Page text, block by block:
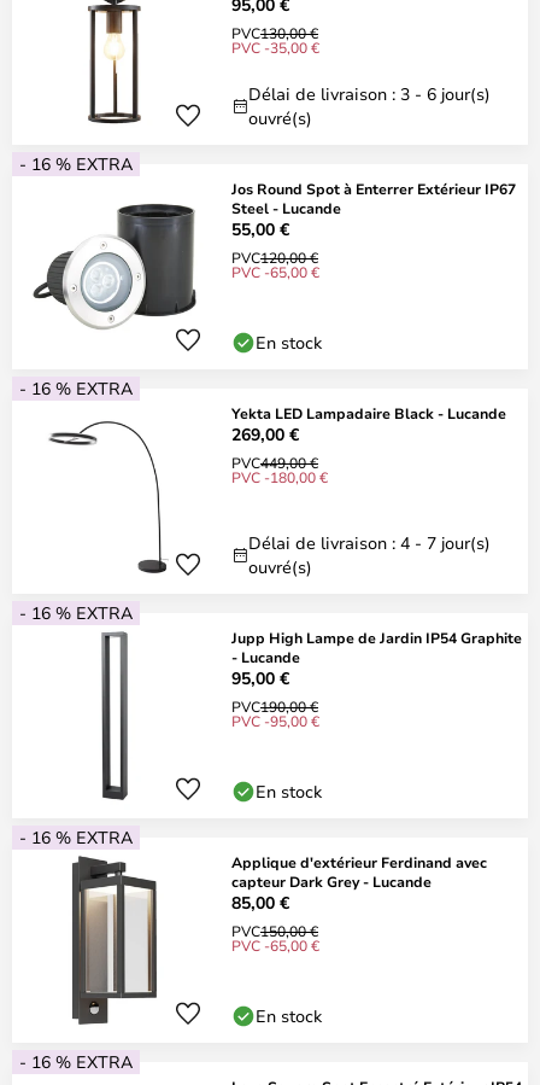
PVC130,00 €
PVC -35,00 €
Délai de livraison : 3 - 6 jour(s)
ouvré(s)
- 16 % EXTRA
Jos Round Spot à Enterrer Extérieur IP67
Steel - Lucande
55,00 €
PVC120,00 €
PVC -65,00 €
En stock
- 16 % EXTRA
Yekta LED Lampadaire Black - Lucande
269,00 €
PVC449,00 €
PVC -180,00 €
Délai de livraison : 4 - 7 jour(s)
ouvré(s)
- 16 % EXTRA
Jupp High Lampe de Jardin IP54 Graphite
- Lucande
95,00 €
PVC190,00 €
PVC -95,00 €
En stock
- 16 % EXTRA
Applique d'extérieur Ferdinand avec
capteur Dark Grey - Lucande
85,00 €
PVC150,00 €
PVC -65,00 €
En stock
- 16 % EXTRA